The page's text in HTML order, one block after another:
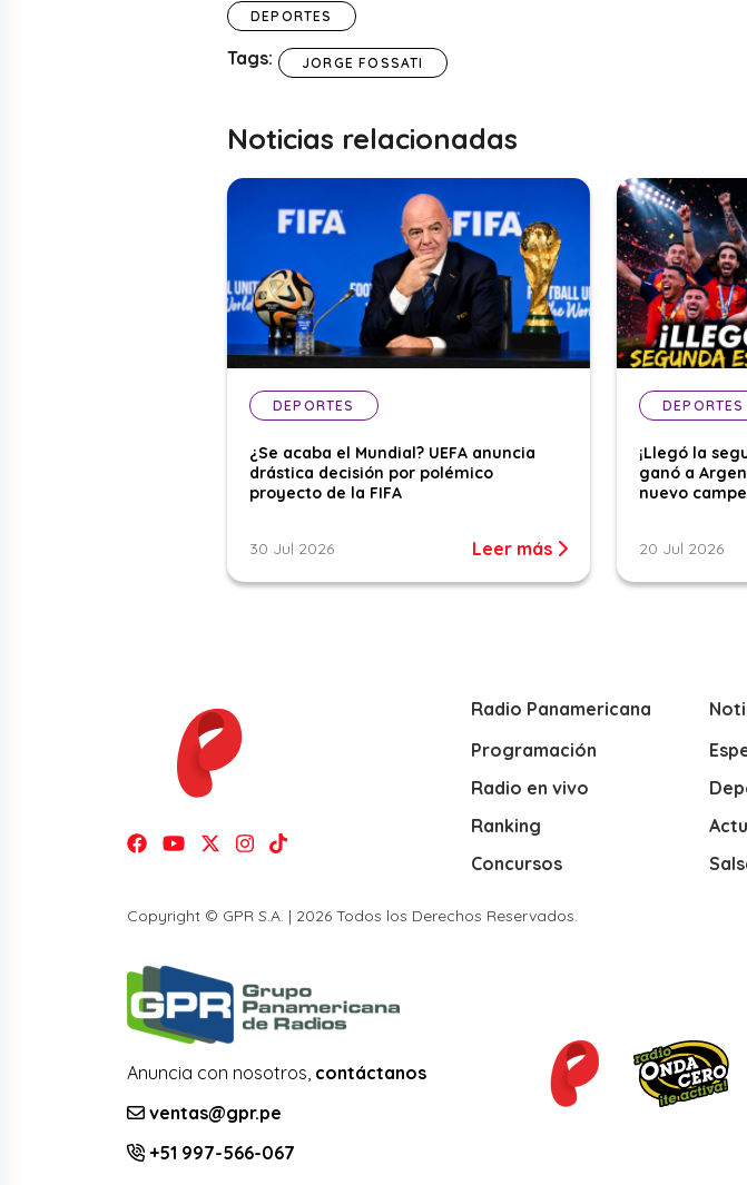
DEPORTES
Tags: JORGE FOSSATI
Noticias relacionadas
DEPORTES
¿Se acaba el Mundial? UEFA anuncia
drástica decisión por polémico
proyecto de la FIFA
30 Jul 2026 Leer más
DEPORTES
¡Llegó la
ganó a
nuevo
20 Jul 2026
Radio Panamericana
Programación
Radio en vivo
Ranking
Concursos
Copyright © GPR S.A. | 2026 Todos los Derechos Reservados.
Anuncia con nosotros, contáctanos
ventas@gpr.pe
+51 997-566-067